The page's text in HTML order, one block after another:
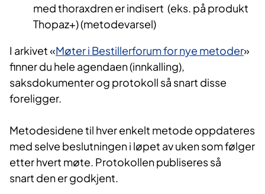
med thoraxdren er indisert (eks. på produkt
Thopaz+) (metodevarsel)​
I arkivet «Møter i Bestillerforum for nye metoder»
finner du hele agendaen (innkalling),
saksdokumenter og protokoll så snart disse
foreligger.
Metodesidene til hver enkelt metode oppdateres
med selve beslutningen i løpet av uken som følger
etter hvert møte. Protokollen publiseres så
snart den er godkjent.